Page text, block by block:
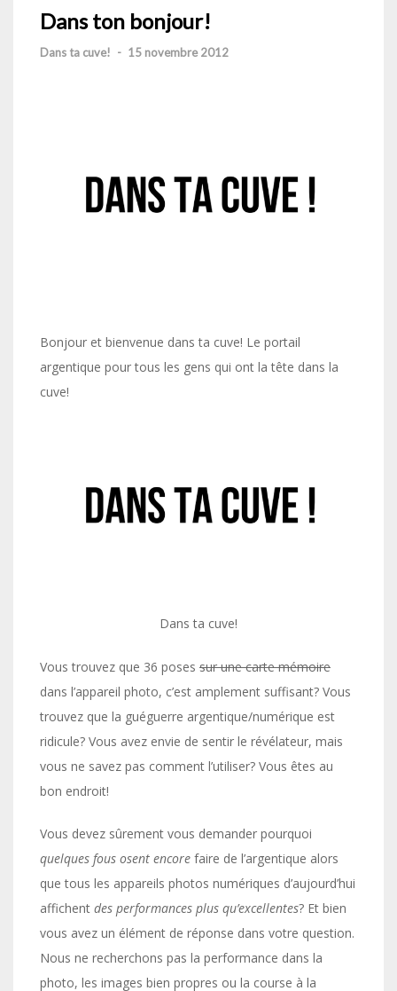
Dans ton bonjour!
Dans ta cuve! - 15 novembre 2012
Bonjour et bienvenue dans ta cuve! Le portail
argentique pour tous les gens qui ont la tête dans la
cuve!
Dans ta cuve!
Vous trouvez que 36 poses sur une carte mémoire
dans l’appareil photo, c’est amplement suffisant? Vous
trouvez que la guéguerre argentique/numérique est
ridicule? Vous avez envie de sentir le révélateur, mais
vous ne savez pas comment l’utiliser? Vous êtes au
bon endroit!
Vous devez sûrement vous demander pourquoi
quelques fous osent encore faire de l’argentique alors
que tous les appareils photos numériques d’aujourd’hui
affichent des performances plus qu’excellentes? Et bien
vous avez un élément de réponse dans votre question.
Nous ne recherchons pas la performance dans la
photo, les images bien propres ou la course à la